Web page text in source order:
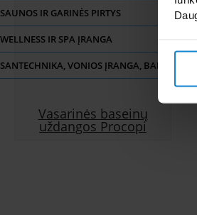
SAUNOS IR GARINĖS PIRTYS
WELLNESS IR SPA ĮRANGA
SANTECHNIKA, VONIOS ĮRANGA, BALDAI
Vasarinės baseinų
uždangos Procopi